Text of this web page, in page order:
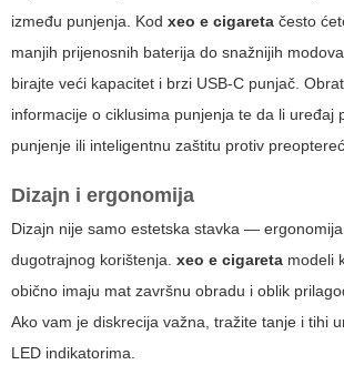
između punjenja. Kod xeo e cigareta često
manjih prijenosnih baterija do snažnijih
birajte veći kapacitet i brzi USB-C punjač.
informacije o ciklusima punjenja te da li uređaj
punjenje ili inteligentnu zaštitu protiv
Dizajn i ergonomija
Dizajn nije samo estetska stavka —
dugotrajnog korištenja. xeo e cigareta modeli
obično imaju mat završnu obradu i oblik
Ako vam je diskrecija važna, tražite tanje i tihi
LED indikatorima.